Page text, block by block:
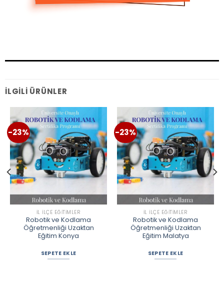
İLGILI ÜRÜNLER
-23%
İL İLÇE EĞITIMLER
Robotik ve Kodlama
Öğretmenliği Uzaktan
Eğitim Konya
SEPETE EKLE
-23%
İL İLÇE EĞITIMLER
Robotik ve Kodlama
Öğretmenliği Uzaktan
Eğitim Malatya
SEPETE EKLE